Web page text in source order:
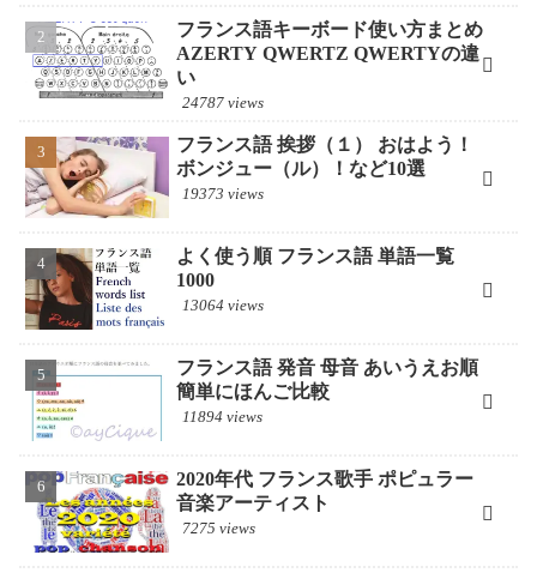
フランス語キーボード使い方まとめ
AZERTY QWERTZ QWERTYの違
い
24787 views
フランス語 挨拶（１） おはよう！
ボンジュー（ル）！など10選
19373 views
よく使う順 フランス語 単語一覧
1000
13064 views
フランス語 発音 母音 あいうえお順
簡単にほんご比較
11894 views
2020年代 フランス歌手 ポピュラー
音楽アーティスト
7275 views